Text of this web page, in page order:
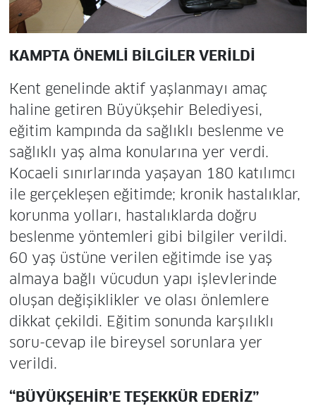
KAMPTA ÖNEMLİ BİLGİLER VERİLDİ
Kent genelinde aktif yaşlanmayı amaç
haline getiren Büyükşehir Belediyesi,
eğitim kampında da sağlıklı beslenme ve
sağlıklı yaş alma konularına yer verdi.
Kocaeli sınırlarında yaşayan 180 katılımcı
ile gerçekleşen eğitimde; kronik hastalıklar,
korunma yolları, hastalıklarda doğru
beslenme yöntemleri gibi bilgiler verildi.
60 yaş üstüne verilen eğitimde ise yaş
almaya bağlı vücudun yapı işlevlerinde
oluşan değişiklikler ve olası önlemlere
dikkat çekildi. Eğitim sonunda karşılıklı
soru-cevap ile bireysel sorunlara yer
verildi.
“BÜYÜKŞEHİR’E TEŞEKKÜR EDERİZ”